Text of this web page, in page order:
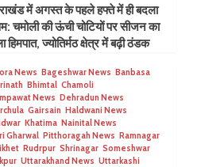
में अगस्त के पहले हफ्ते में ही बदला
चमोली की ऊंची चोटियों पर सीजन का
हिमपात, ज्योतिर्मठ क्षेत्र में बढ़ी ठंडक
News Bageshwar News Banbasa
Bhimtal Chamoli
News Dehradun News
Gairsain Haldwani News
Khatima Nainital News
Gharwal Pitthoragah News Ramnagar
Rudrpur Shrinagar Someshwar
Uttarakhand News Uttarkashi